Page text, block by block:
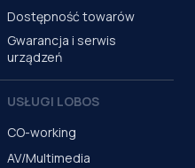
Dostępność towarów
Gwarancja i serwis
urządzeń
USŁUGI LOBOS
CO-working
AV/Multimedia